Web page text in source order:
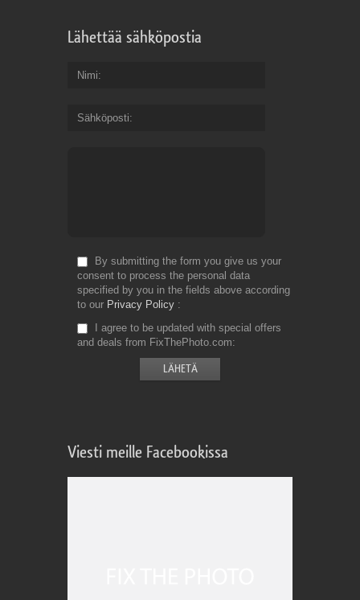
Lähettää sähköpostia
Nimi
Sähköposti
By submitting the form you give us your
consent to process the personal data
specified by you in the fields above according
to our Privacy Policy
I agree to be updated with special offers
and deals from FixThePhoto.com
Viesti meille Facebookissa